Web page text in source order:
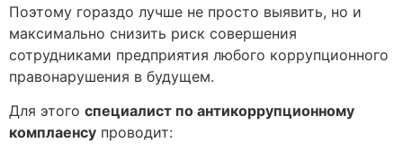
Поэтому гораздо лучше не просто выявить, но и
максимально снизить риск совершения
сотрудниками предприятия любого коррупционного
правонарушения в будущем.
Для этого специалист по антикоррупционному
комплаенсу проводит: